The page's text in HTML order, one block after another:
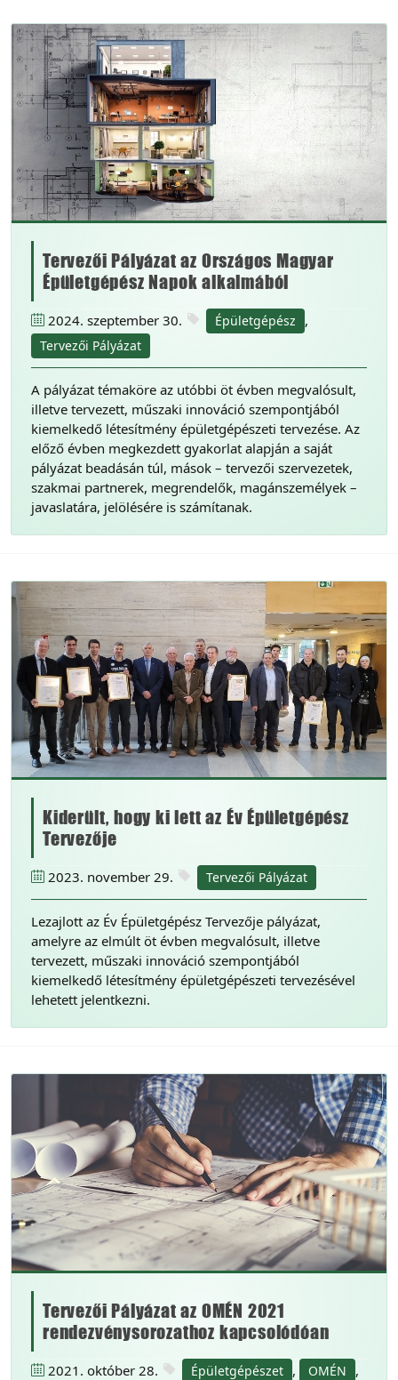
Tervezői Pályázat az Országos Magyar
Épületgépész Napok alkalmából
2024. szeptember 30. Épületgépész ,
Tervezői Pályázat
A pályázat témaköre az utóbbi öt évben megvalósult,
illetve tervezett, műszaki innováció szempontjából
kiemelkedő létesítmény épületgépészeti tervezése. Az
előző évben megkezdett gyakorlat alapján a saját
pályázat beadásán túl, mások – tervezői szervezetek,
szakmai partnerek, megrendelők, magánszemélyek –
javaslatára, jelölésére is számítanak.
Kiderült, hogy ki lett az Év Épületgépész
Tervezője
2023. november 29. Tervezői Pályázat
Lezajlott az Év Épületgépész Tervezője pályázat,
amelyre az elmúlt öt évben megvalósult, illetve
tervezett, műszaki innováció szempontjából
kiemelkedő létesítmény épületgépészeti tervezésével
lehetett jelentkezni.
Tervezői Pályázat az OMÉN 2021
rendezvénysorozathoz kapcsolódóan
2021. október 28. Épületgépészet , OMÉN ,